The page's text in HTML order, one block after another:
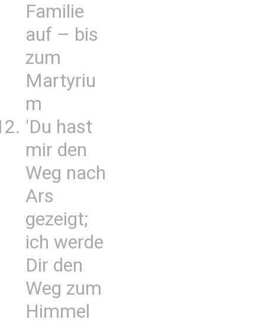
Familie
auf – bis
zum
Martyriu
m
'Du hast
mir den
Weg nach
Ars
gezeigt;
ich werde
Dir den
Weg zum
Himmel